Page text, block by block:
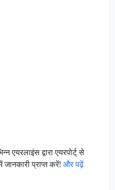
एयरलाइंस द्वारा एयरपोर्ट् से
प्राप्त करें! और पढ़ें